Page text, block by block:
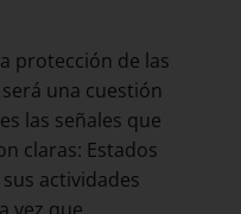
protección de las
una cuestión
las señales que
claras: Estados
actividades